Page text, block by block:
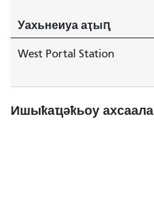
Уахьнеиуа аҭыԥ
West Portal Station
Ишыҟаҵәҟьоу ахсаала